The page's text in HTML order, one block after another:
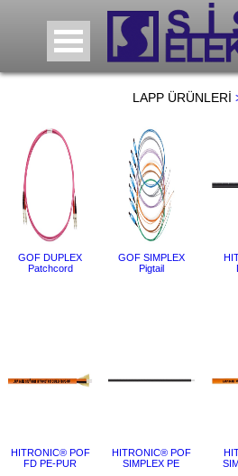
LAPP ÜRÜNLERİ
GOF DUPLEX
Patchcord
GOF SIMPLEX
Pigtail
HITRONIC® POF
FD PE-PUR
HITRONIC® POF
SIMPLEX PE